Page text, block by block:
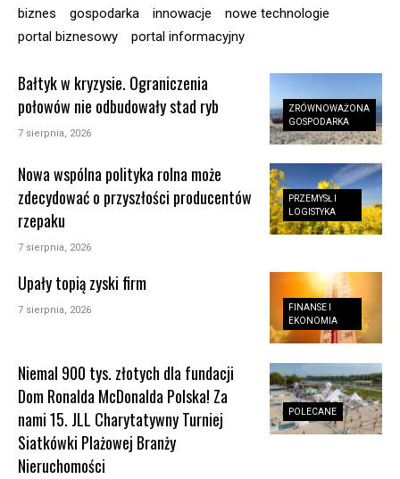
biznes gospodarka innowacje
nowe technologie
portal biznesowy
portal informacyjny
ZRÓWNOWAŻONA
GOSPODARKA
Bałtyk w kryzysie. Ograniczenia
połowów nie odbudowały stad ryb
7 sierpnia, 2026
PRZEMYSŁ I
LOGISTYKA
Nowa wspólna polityka rolna może
zdecydować o przyszłości producentów
rzepaku
7 sierpnia, 2026
FINANSE I
EKONOMIA
Upały topią zyski firm
7 sierpnia, 2026
POLECANE
Niemal 900 tys. złotych dla fundacji
Dom Ronalda McDonalda Polska! Za
nami 15. JLL Charytatywny Turniej
Siatkówki Plażowej Branży
Nieruchomości